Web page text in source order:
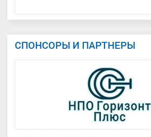
СПОНСОРЫ И ПАРТНЕРЫ